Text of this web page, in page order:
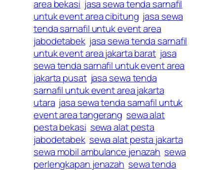
area bekasi jasa sewa tenda sarnafil
untuk event area cibitung jasa sewa
tenda sarnafil untuk event area
jabodetabek jasa sewa tenda sarnafil
untuk event area jakarta barat jasa
sewa tenda sarnafil untuk event area
jakarta pusat jasa sewa tenda
sarnafil untuk event area jakarta
utara jasa sewa tenda sarnafil untuk
event area tangerang sewa alat
pesta bekasi sewa alat pesta
jabodetabek sewa alat pesta jakarta
sewa mobil ambulance jenazah sewa
perlengkapan jenazah sewa tenda